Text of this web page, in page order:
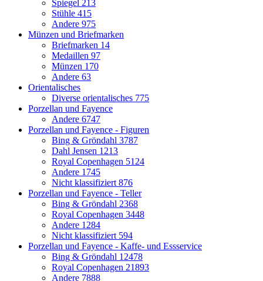
Spiegel 213
Stühle 415
Andere 975
Münzen und Briefmarken
Briefmarken 14
Medaillen 97
Münzen 170
Andere 63
Orientalisches
Diverse orientalisches 775
Porzellan und Fayence
Andere 6747
Porzellan und Fayence - Figuren
Bing & Gröndahl 3787
Dahl Jensen 1213
Royal Copenhagen 5124
Andere 1745
Nicht klassifiziert 876
Porzellan und Fayence - Teller
Bing & Gröndahl 2368
Royal Copenhagen 3448
Andere 1284
Nicht klassifiziert 594
Porzellan und Fayence - Kaffe- und Essservice
Bing & Gröndahl 12478
Royal Copenhagen 21893
Andere 7888